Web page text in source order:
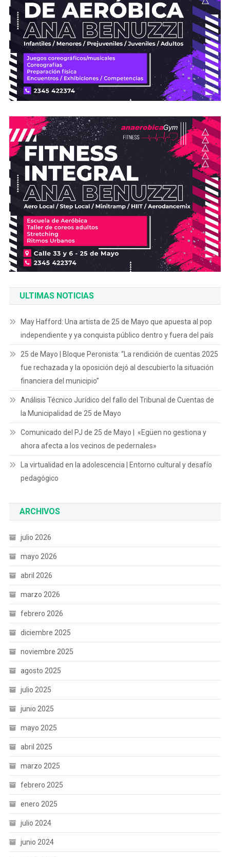
ULTIMAS NOTICIAS
May Hafford: Una artista de 25 de Mayo que apuesta al pop
independiente y ya conquista público dentro y fuera del país
25 de Mayo | Bloque Peronista: “La rendición de cuentas 2025
fue rechazada y la oposición dejó al descubierto la situación
financiera del municipio”
Análisis Técnico Jurídico del fallo del Tribunal de Cuentas de
la Municipalidad de 25 de Mayo
Comunicado del PJ de 25 de Mayo | «Egüen no gestiona y
ahora afecta a los vecinos de pedernales»
La virtualidad en la adolescencia | Entorno cultural y desafío
pedagógico
ARCHIVOS
julio 2026
mayo 2026
abril 2026
marzo 2026
febrero 2026
diciembre 2025
noviembre 2025
agosto 2025
julio 2025
junio 2025
mayo 2025
abril 2025
marzo 2025
febrero 2025
enero 2025
julio 2024
junio 2024